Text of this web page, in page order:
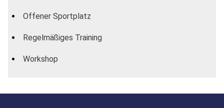
Offener Sportplatz
Regelmäßiges Training
Workshop